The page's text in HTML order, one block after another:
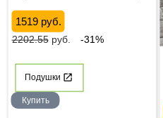
1519 руб.
2202.55руб. -31%
Подушки
Купить